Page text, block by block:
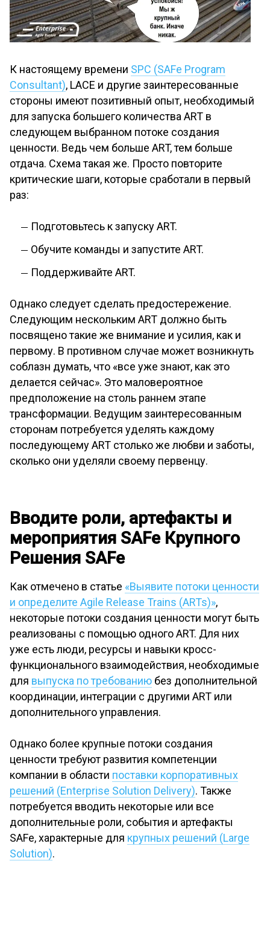
К настоящему времени SPC (SAFe Program
Consultant), LACE и другие заинтересованные
стороны имеют позитивный опыт, необходимый
для запуска большего количества ART в
следующем выбранном потоке создания
ценности. Ведь чем больше ART, тем больше
отдача. Схема такая же. Просто повторите
критические шаги, которые сработали в первый
раз:
Подготовьтесь к запуску ART.
Обучите команды и запустите ART.
Поддерживайте ART.
Однако следует сделать предостережение.
Следующим нескольким ART должно быть
посвящено такие же внимание и усилия, как и
первому. В противном случае может возникнуть
соблазн думать, что «все уже знают, как это
делается сейчас». Это маловероятное
предположение на столь раннем этапе
трансформации. Ведущим заинтересованным
сторонам потребуется уделять каждому
последующему ART столько же любви и заботы,
сколько они уделяли своему первенцу.
Вводите роли, артефакты и
мероприятия SAFe Крупного
Решения SAFe
Как отмечено в статье «Выявите потоки ценности
и определите Agile Release Trains (ARTs)»,
некоторые потоки создания ценности могут быть
реализованы с помощью одного ART. Для них
уже есть люди, ресурсы и навыки кросс-
функционального взаимодействия, необходимые
для выпуска по требованию без дополнительной
координации, интеграции с другими ART или
дополнительного управления.
Однако более крупные потоки создания
ценности требуют развития компетенции
компании в области поставки корпоративных
решений (Enterprise Solution Delivery). Также
потребуется вводить некоторые или все
дополнительные роли, события и артефакты
SAFe, характерные для крупных решений (Large
Solution).